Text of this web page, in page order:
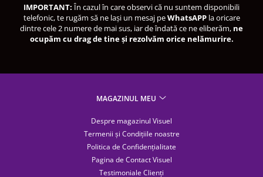
IMPORTANT:În cazul în care observi că nu suntem disponibili
telefonic, te rugăm să ne lași un mesaj peWhatsAPPla oricare
dintre cele 2 numere de mai sus, iar de îndată ce ne eliberăm, ne
ocupăm cu drag de tine și rezolvăm orice nelămurire.
MAGAZINUL MEU
Despre magazinul Visuel
Termenii și Condițiile noastre
Politica de Confidențialitate
Pagina de Contact Visuel
Testimoniale Clienți